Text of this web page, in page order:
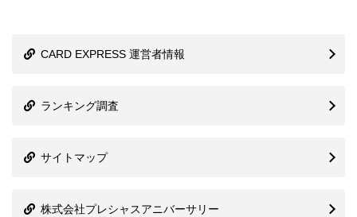
CARD EXPRESS 運営者情報
ランキング調査
サイトマップ
株式会社プレシャスアニバーサリー